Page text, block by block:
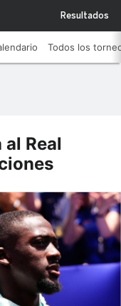
Resultados
Todos los
Real